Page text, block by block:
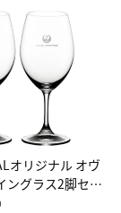
オリジナル オヴ
ングラス2脚セッ
ン）